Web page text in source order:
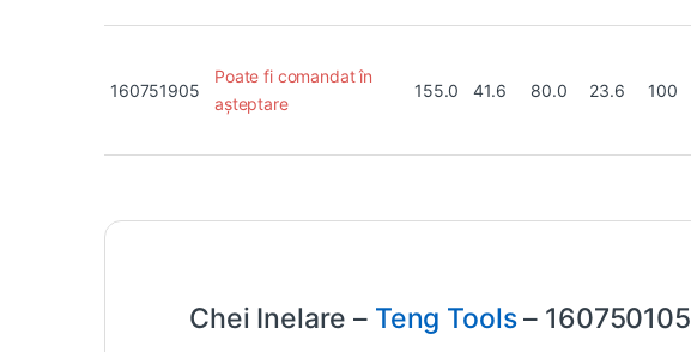
160751905
Poate fi comandat în
așteptare
155.0 41.6 80.0 23.6 100
Chei Inelare – Teng Tools– 160750105